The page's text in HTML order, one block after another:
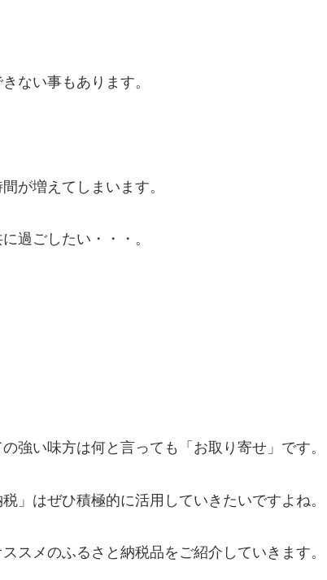
ない事もあります。
が増えてしまいます。
過ごしたい・・・。
強い味方は何と言っても「お取り寄せ」です。
」はぜひ積極的に活用していきたいですよね。
スメのふるさと納税品をご紹介していきます。